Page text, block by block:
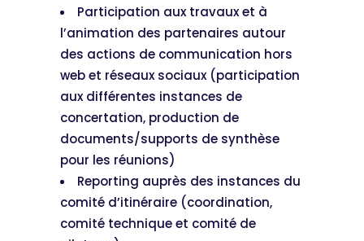
Participation aux travaux et à
l’animation des partenaires autour
des actions de communication hors
web et réseaux sociaux (participation
aux différentes instances de
concertation, production de
documents/supports de synthèse
pour les réunions)
Reporting auprès des instances du
comité d’itinéraire (coordination,
comité technique et comité de